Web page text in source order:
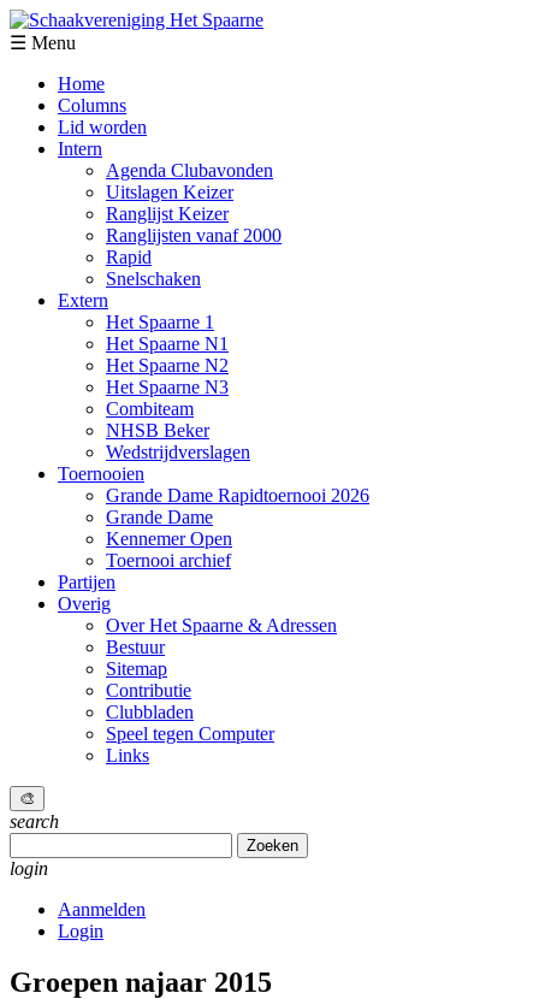
☰ Menu
Home
Columns
Lid worden
Intern
Agenda Clubavonden
Uitslagen Keizer
Ranglijst Keizer
Ranglijsten vanaf 2000
Rapid
Snelschaken
Extern
Het Spaarne 1
Het Spaarne N1
Het Spaarne N2
Het Spaarne N3
Combiteam
NHSB Beker
Wedstrijdverslagen
Toernooien
Grande Dame Rapidtoernooi 2026
Grande Dame
Kennemer Open
Toernooi archief
Partijen
Overig
Over Het Spaarne & Adressen
Bestuur
Sitemap
Contributie
Clubbladen
Speel tegen Computer
Links
🎨
search
naar:
login
Aanmelden
Login
Groepen najaar 2015